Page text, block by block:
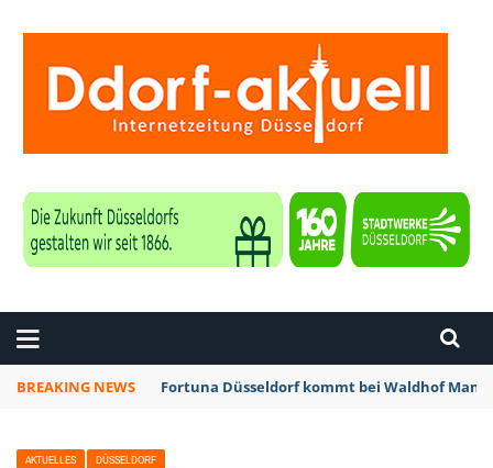
BREAKING NEWS Fortuna Düsseldorf kommt bei Waldhof
AKTUELLES DÜSSELDORF